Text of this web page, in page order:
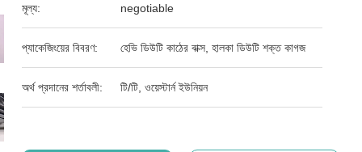
মূল্য: negotiable
প্যাকেজিংয়ের বিবরণ: হেভি ডিউটি ​​কাঠের বাক্স, হালকা ডিউটি ​​শক্ত কাগজ
অর্থ প্রদানের শর্তাবলী: টি/টি, ওয়েস্টার্ন ইউনিয়ন